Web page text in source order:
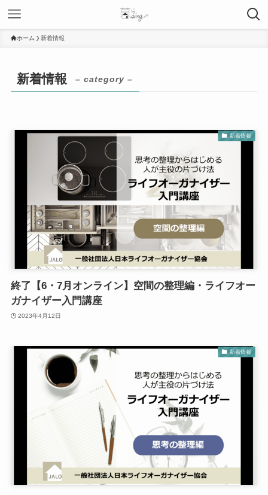
ホーム 新着情報
新着情報 – category –
新着情報
終了【6・7月オンライン】空間の整理編・ライフオー
ガナイザー入門講座
2023年4月12日
新着情報